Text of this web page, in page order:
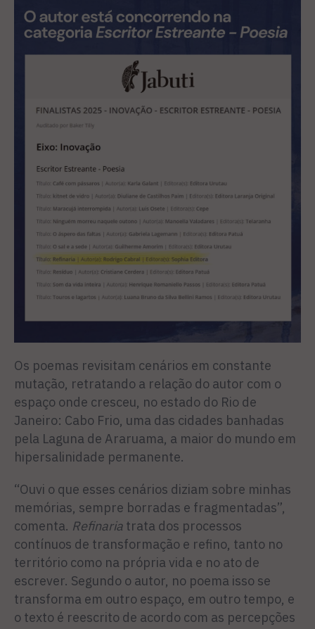
Os poemas revisitam cenários em constante
mutação, retratando a relação do autor com o
espaço onde cresceu, no estado do Rio de
Janeiro: Cabo Frio, uma das cidades banhadas
pela Laguna de Araruama, a maior do mundo em
hipersalinidade permanente.
“Ouvi o que esses cenários diziam sobre minhas
memórias, sempre borradas e fragmentadas”,
comenta. Refinaria trata dos processos
contínuos de transformação e refino, tanto no
território como na própria vida e no ato de
escrever. Segundo o autor, no poema isso se
transforma em outro espaço, em outro tempo, e
o texto é reescrito de acordo com as percepções